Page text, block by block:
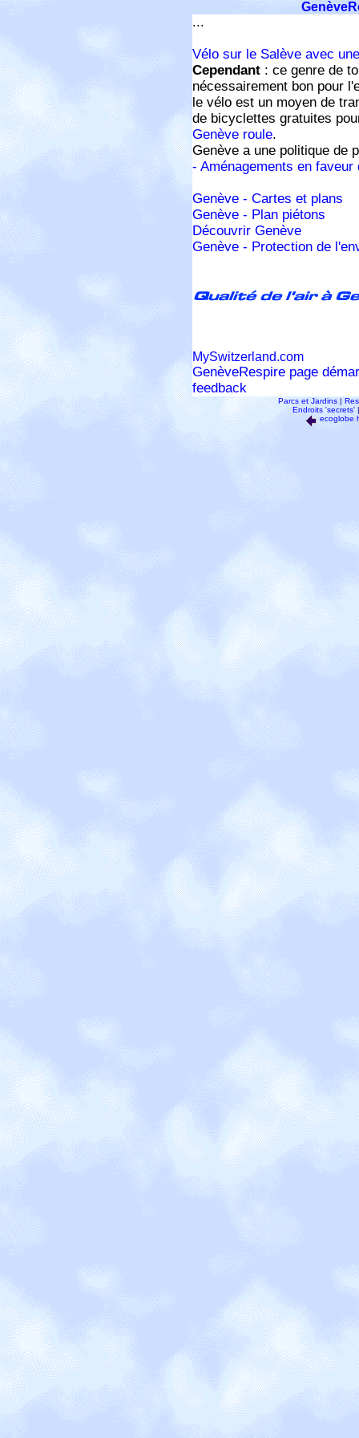
...
Vélo sur le Salève avec
Cependant : ce genre de
nécessairement bon pour
le vélo est un moyen de
de bicyclettes gratuites
Genève roule.
Genève a une politique de
- Aménagements en faveur
Genève - Cartes et plans
Genève - Plan piétons
Découvrir Genève
Genève - Protection de
MySwitzerland.com
GenèveRespire page
feedback
Parcs et Jardins |
Endroits 'secrets'
ecoglobe